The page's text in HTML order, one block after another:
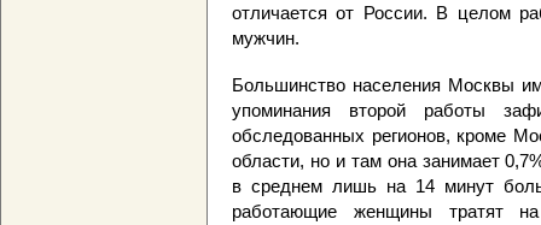
отличается от России. В целом
мужчин.
Большинство населения Москвы
упоминания второй работы
обследованных регионов, кроме
области, но и там она занимает
в среднем лишь на 14 минут
работающие женщины тратят